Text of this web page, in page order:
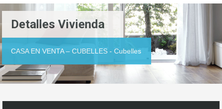
Detalles Vivienda
CASA EN VENTA – CUBELLES - Cubelles